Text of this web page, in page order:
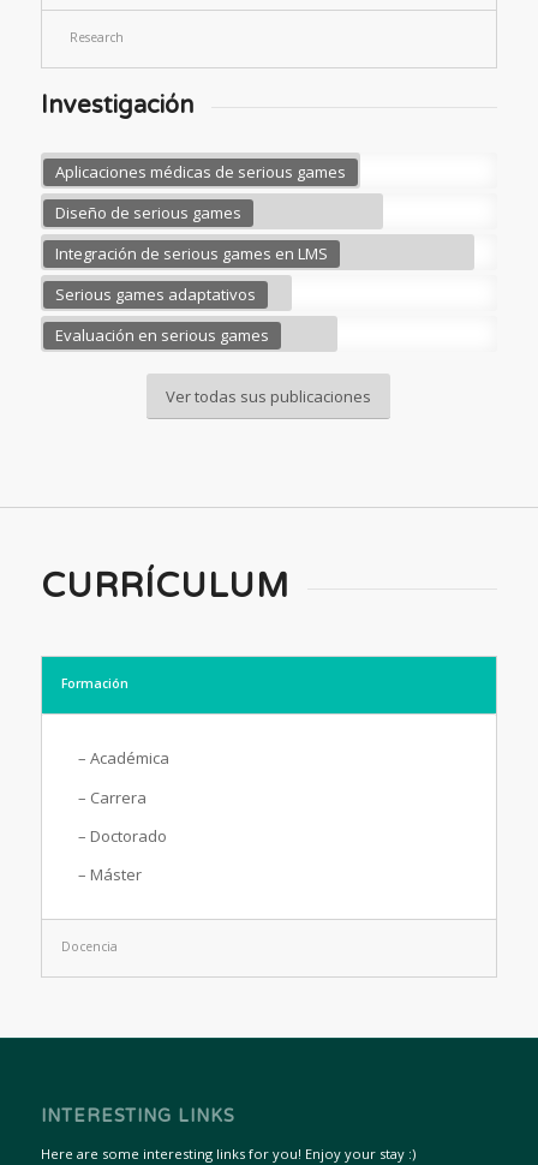
Research
Investigación
Aplicaciones médicas de serious games
Diseño de serious games
Integración de serious games en LMS
Serious games adaptativos
Evaluación en serious games
Ver todas sus publicaciones
CURRÍCULUM
Formación
– Académica
– Carrera
– Doctorado
– Máster
Docencia
INTERESTING LINKS
Here are some interesting links for you! Enjoy your stay :)